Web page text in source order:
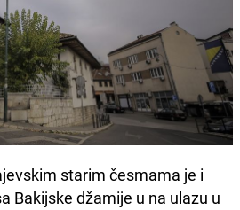
starim česmama je i
Bakijske džamije u na ulazu u